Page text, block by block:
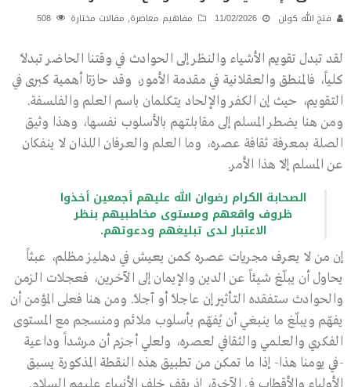
فتح الله كولن 11/02/2026 مفاهيم معاصرة, مقالات مختارة
لقد تبدل تقويم الأشياء والنظر إلى الحوادث في وقتنا الحاضر تبدلاً
كلياً، فالمنطق والعقلانية في مقدمة الأمور، وقد حازتا أهمية كبرى في
التقويم، حيث إن الكفر والإلحاد يتكلمان باسم العلم والفلسفة.
ومن هنا يضطر المسلم إلى مقابلتهم بالأسلوب نفسها، وهذا وثيق
الصلة بمعرفة ثقافة عصره، وما العلم والعرفان اللذان لا ينفكان
عن المسلم إلاّ هذا الأمر.
الصحابة الكرام رضوان الله عليهم أجمعين أخذوا
ظروف واقعهم ومستوى مخاطبيهم بنظر
الاعتبار لدى تبليغهم ودعوتهم.
إن من لا يعرف مجريات عصره كمن يعيش في دهليز مظلم، عبثاً
يحاول أن يبلّغ شيئاً عن الدين والإيمان إلى الآخرين، فعجلات الزمن
والحوادث ستفقده التأثير إن عاجلاً أو آجلاً. ومن هنا فعلى المؤمن أن
يفهّم ويبلّغ ما ينبغي أن يُفهّم بأسلوب ملائم ومنسجم مع المستوى
الفكري والعلمي والثقافي لعصره، ولعلي أجزم أن مرشداً وداعية
-في يومنا هذا- إذا ما تمكن من تطبيق هذه النقطة المذكورة يسبق